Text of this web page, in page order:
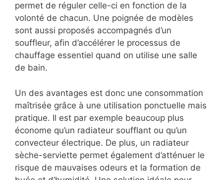
permet de réguler celle-ci en fonction de la
volonté de chacun. Une poignée de modèles
sont aussi proposés accompagnés d’un
souffleur, afin d’accélérer le processus de
chauffage essentiel quand on utilise une salle
de bain.
Un des avantages est donc une consommation
maîtrisée grâce à une utilisation ponctuelle mais
pratique. Il est par exemple beaucoup plus
économe qu’un radiateur soufflant ou qu’un
convecteur électrique. De plus, un radiateur
sèche-serviette permet également d’atténuer le
risque de mauvaises odeurs et la formation de